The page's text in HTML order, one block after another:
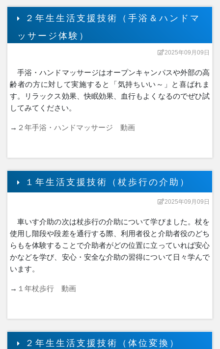
２年生生活支援技術（手浴＆ハンドマ
ッサージ体験）
2025年09月09日
手浴・ハンドマッサージはオープンキャンパスや外部の高
齢者の方に対して実施すると「気持ちいい～」と喜ばれま
す。リラックス効果、快眠効果、血行もよくなるのでぜひ試
してみてください。
→ ２年手浴・ハンドマッサージ 動画
１年生活支援技術（杖歩行の介助）
2025年09月09日
車いす介助の次は杖歩行の介助について学びました。杖を
使用し階段や段差を通行する際、利用者役と介助者役のどち
らもを体験することで介助者がどの位置に立っていれば安心
かなどを学び、 安心・安全な介助の習得について 日々学んで
います。
→ １年杖歩行 動画
２年生生活支援技術（体位変換）